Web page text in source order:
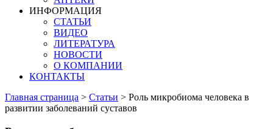
ИНФОРМАЦИЯ
СТАТЬИ
ВИДЕО
ЛИТЕРАТУРА
НОВОСТИ
О КОМПАНИИ
КОНТАКТЫ
Главная страница > Статьи > Роль микробиома человека в
развитии заболеваний суставов